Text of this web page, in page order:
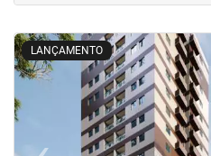
LANÇAMENTO
<<<<